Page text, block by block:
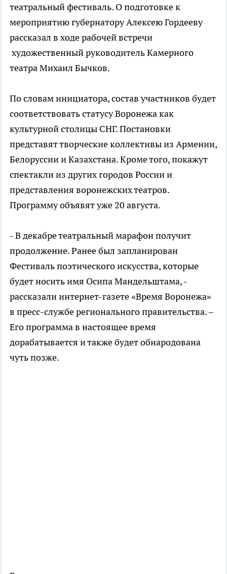
театральный фестиваль. О подготовке к
мероприятию губернатору Алексею Гордееву
рассказал в ходе рабочей встречи
художественный руководитель Камерного
театра Михаил Бычков.
По словам инициатора, состав участников будет
соответствовать статусу Воронежа как
культурной столицы СНГ. Постановки
представят творческие коллективы из Армении,
Белоруссии и Казахстана. Кроме того, покажут
спектакли из других городов России и
представления воронежских театров.
Программу объявят уже 20 августа.
- В декабре театральный марафон получит
продолжение. Ранее был запланирован
Фестиваль поэтического искусства, которые
будет носить имя Осипа Мандельштама, -
рассказали интернет-газете «Время Воронежа»
в пресс-службе регионального правительства. –
Его программа в настоящее время
дорабатывается и также будет обнародована
чуть позже.